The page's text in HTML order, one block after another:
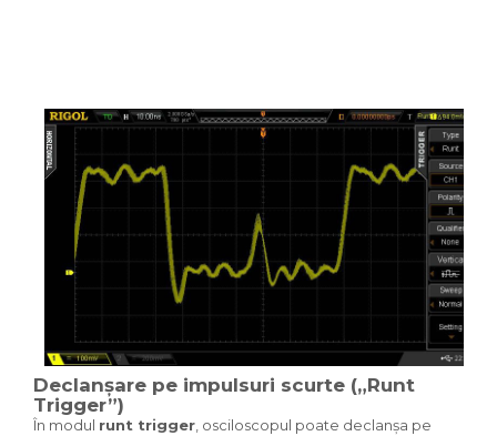
Declanșare pe impulsuri scurte („Runt
Trigger”)
În modul runt trigger, osciloscopul poate declanșa pe